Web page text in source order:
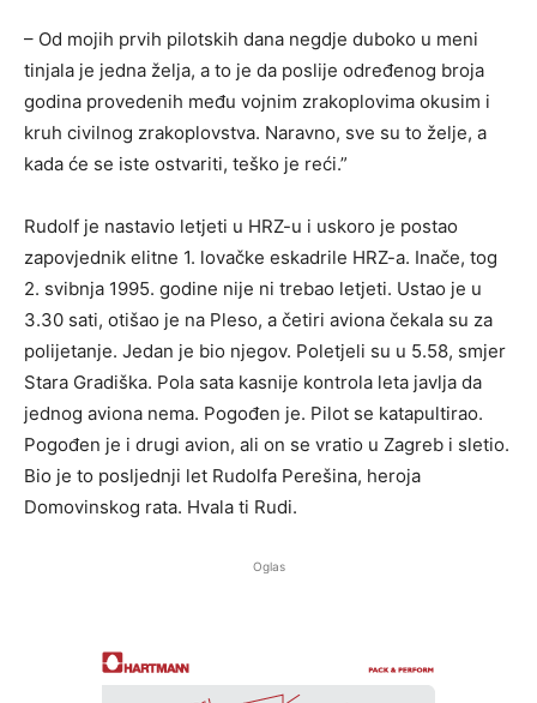
– Od mojih prvih pilotskih dana negdje duboko u meni
tinjala je jedna želja, a to je da poslije određenog broja
godina provedenih među vojnim zrakoplovima okusim i
kruh civilnog zrakoplovstva. Naravno, sve su to želje, a
kada će se iste ostvariti, teško je reći.”
Rudolf je nastavio letjeti u HRZ-u i uskoro je postao
zapovjednik elitne 1. lovačke eskadrile HRZ-a. Inače, tog
2. svibnja 1995. godine nije ni trebao letjeti. Ustao je u
3.30 sati, otišao je na Pleso, a četiri aviona čekala su za
polijetanje. Jedan je bio njegov. Poletjeli su u 5.58, smjer
Stara Gradiška. Pola sata kasnije kontrola leta javlja da
jednog aviona nema. Pogođen je. Pilot se katapultirao.
Pogođen je i drugi avion, ali on se vratio u Zagreb i sletio.
Bio je to posljednji let Rudolfa Perešina, heroja
Domovinskog rata. Hvala ti Rudi.
Oglas